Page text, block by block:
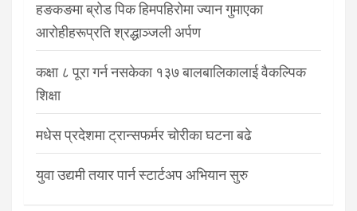
हङकङमा ब्रोड पिक हिमपहिरोमा ज्यान गुमाएका
आरोहीहरूप्रति श्रद्धाञ्जली अर्पण
कक्षा ८ पूरा गर्न नसकेका १३७ बालबालिकालाई वैकल्पिक
शिक्षा
मधेस प्रदेशमा ट्रान्सफर्मर चोरीका घटना बढे
युवा उद्यमी तयार पार्न स्टार्टअप अभियान सुरु